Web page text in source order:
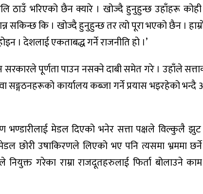
ठाउँ भरिएको छैन क्यारे । खोज्दै हुनुहुन्छ उहाँहरू
सकिन्छ कि । खोज्दै हुनुहुन्छ तर त्यो पूरा भएको छैन ।
। देशलाई एकताबद्ध गर्ने राजनीति हो ।’
सरकारले पूर्णता पाउन नसक्ने दाबी समेत गरे । उहाँले
युवा सङ्गठनहरूको कार्यालय कब्जा गर्ने प्रयास भइरहेको
मेडल दिएको भनेर सत्ता पक्षले विल्कुलै झुट
छोरी उषाकिरणले लिएको भए पनि त्यसमा भ्रममा
गरेका राम्रा राजदूतहरुलाई फिर्ता बोलाउने